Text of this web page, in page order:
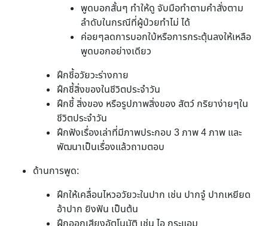
พูดบอกสั้นๆ ทำให้ดู จับมือทำตามคำสั่งตาม
ลำดับในกรณีที่ผู้ป่วยทำไม่ ได้
ค่อยๆลดการบอกใบ้หรือการกระตุ้นลงให้เหลือ
พูดบอกอย่างเดียว
ฝึกชี้อวัยวะร่างกาย
ฝึกชี้สิ่งของในชีวิตประจำวัน
ฝึกชี้ สิ่งของ หรือรูปภาพสิ่งของ สัตว์ กริยาง่ายๆใน
ชีวิตประจำวัน
ฝึกฟังเรื่องเล่าที่มีภาพประกอบ 3 ภาพ 4 ภาพ และ
พัฒนาเป็นเรื่องแล้วถามตอบ
ด้านการพูด:
ฝึกให้เคลื่อนไหวอวัยวะในปาก เช่น ปากจู๋ ปากเหยียด
อ้าปาก ยิงฟัน เป็นต้น